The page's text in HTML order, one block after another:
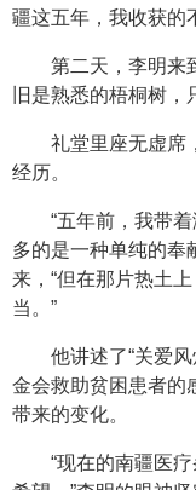
疆这五年，我收获的
第二天，李明来
旧是熟悉的梧桐树，
礼堂里座无虚席
经历。
“五年前，我带
多的是一种单纯的奉
来，“但在那片热土
当。”
他讲述了“关爱
金会救助贫困患者的
带来的变化。
“现在的南疆医